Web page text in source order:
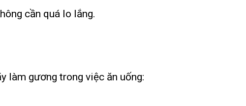
cần quá lo lắng.
làm gương trong việc ăn uống: